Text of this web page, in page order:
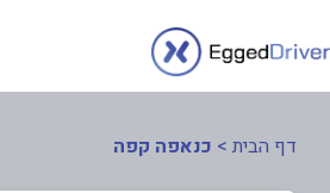
דף הבית > כנאפה קפה